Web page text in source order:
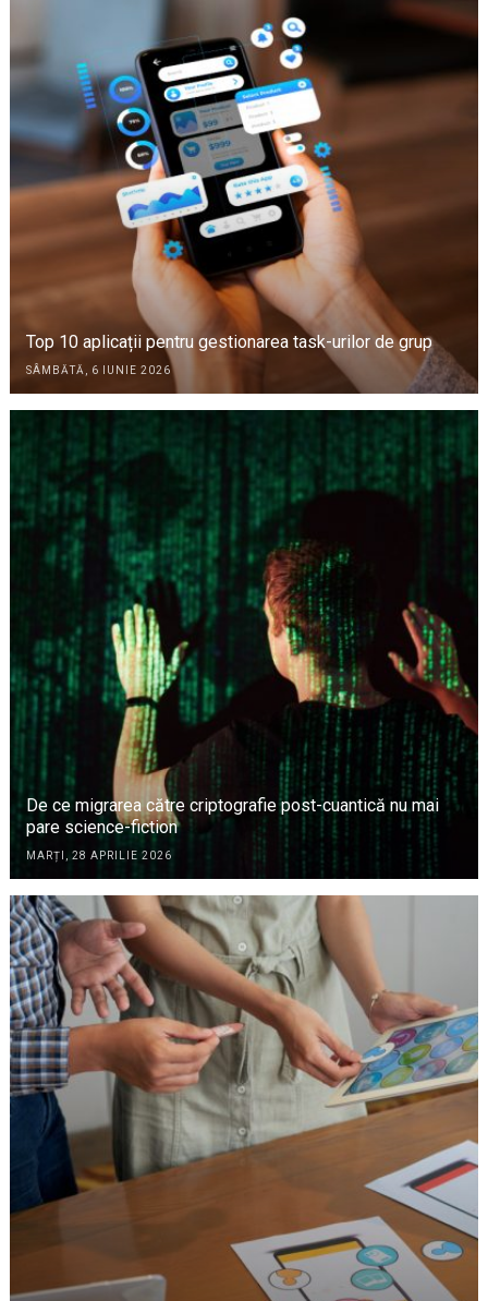
Top 10 aplicații pentru gestionarea task-urilor de grup
SÂMBĂTĂ, 6 IUNIE 2026
De ce migrarea către criptografie post-cuantică nu mai
pare science-fiction
MARȚI, 28 APRILIE 2026